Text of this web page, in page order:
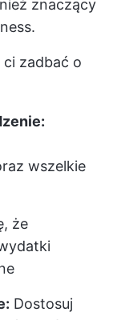
znaczący
zadbać o
wszelkie
że
Dostosuj